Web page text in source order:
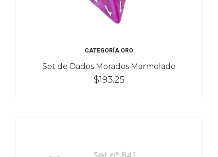
CATEGORÍA ORO
Set de Dados Morados Marmolado
$193.25